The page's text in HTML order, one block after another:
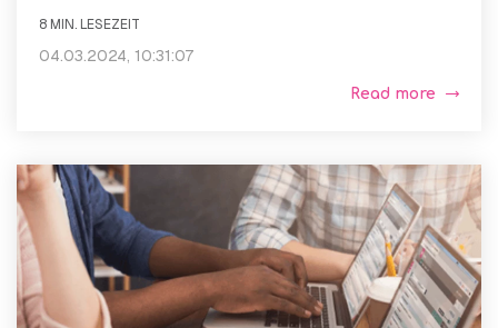
8 MIN. LESEZEIT
04.03.2024, 10:31:07
Read more